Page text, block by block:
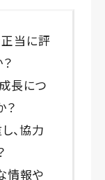
正当に評
長につ
？
、協力
情報や